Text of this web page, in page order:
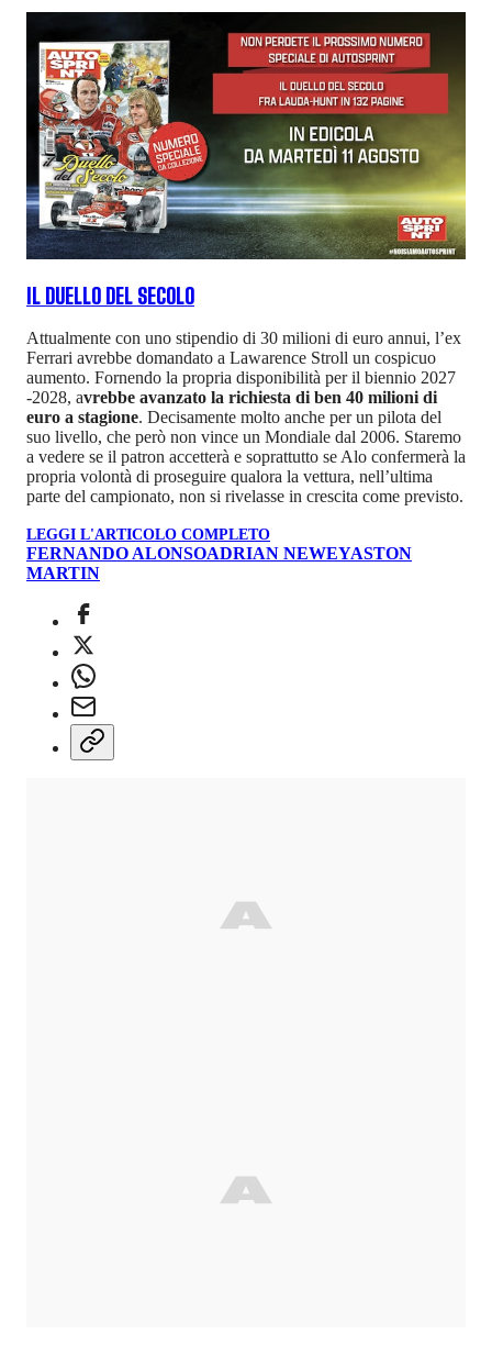
IL DUELLO DEL SECOLO
Attualmente con uno stipendio di 30 milioni di euro annui, l’ex
Ferrari avrebbe domandato a Lawarence Stroll un cospicuo
aumento. Fornendo la propria disponibilità per il biennio 2027
-2028, avrebbe avanzato la richiesta di ben 40 milioni di
euro a stagione. Decisamente molto anche per un pilota del
suo livello, che però non vince un Mondiale dal 2006. Staremo
a vedere se il patron accetterà e soprattutto se Alo confermerà la
propria volontà di proseguire qualora la vettura, nell’ultima
parte del campionato, non si rivelasse in crescita come previsto.
LEGGI L'ARTICOLO COMPLETO
FERNANDO ALONSOADRIAN NEWEYASTON
MARTIN